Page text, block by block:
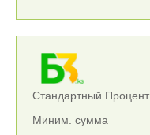
Стандартный Процент
Миним. сумма